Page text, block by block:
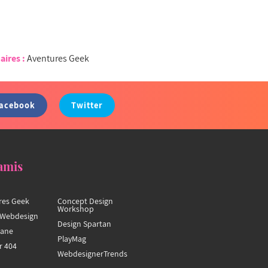
:Aventures Geek
Twitter
Geek
404
Concept Design
Workshop
Design Spartan
PlayMag
WebdesignerTrends